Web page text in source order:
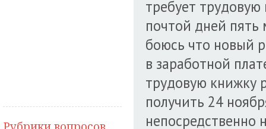
требует
почтой дней
боюсь что новый
в заработной
трудовую книжку
получить 24
непосредственно